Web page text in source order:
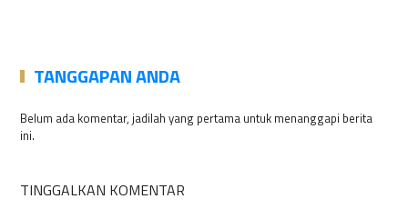
TANGGAPAN ANDA
Belum ada komentar, jadilah yang pertama untuk menanggapi berita
ini.
TINGGALKAN KOMENTAR